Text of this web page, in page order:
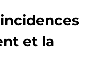
et la